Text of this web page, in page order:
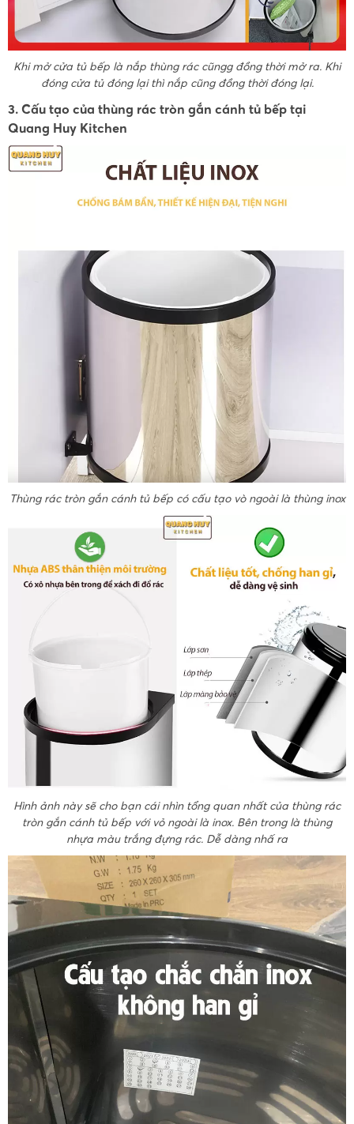
Khi mở cửa tủ bếp là nắp thùng rác cũngg đồng thời mở ra. Khi
đóng cửa tủ đóng lại thì nắp cũng đồng thời đóng lại.
3. Cấu tạo của thùng rác tròn gắn cánh tủ bếp tại
Quang Huy Kitchen
Thùng rác tròn gắn cánh tủ bếp có cấu tạo vò ngoài là thùng inox
Hình ảnh này sẽ cho bạn cái nhìn tổng quan nhất của thùng rác
tròn gắn cánh tủ bếp với vỏ ngoài là inox. Bên trong là thùng
nhựa màu trắng đựng rác. Dễ dàng nhấ ra